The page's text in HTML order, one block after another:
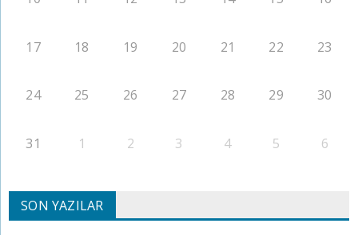
17 18 19 20 21 22 23
24 25 26 27 28 29 30
31 1 2 3 4 5 6
SON YAZILAR